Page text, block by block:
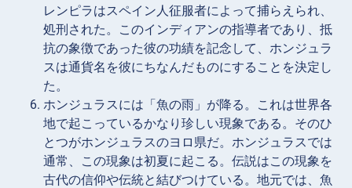
レンピラはスペイン人征服者によって捕らえられ、
処刑された。このインディアンの指導者であり、抵
抗の象徴であった彼の功績を記念して、ホンジュラ
スは通貨名を彼にちなんだものにすることを決定し
た。
ホンジュラスには「魚の雨」が降る。これは世界各
地で起こっているかなり珍しい現象である。そのひ
とつがホンジュラスのヨロ県だ。ホンジュラスでは
通常、この現象は初夏に起こる。伝説はこの現象を
古代の信仰や伝統と結びつけている。地元では、魚